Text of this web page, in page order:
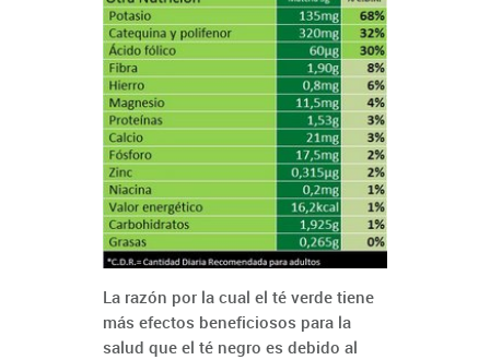
La razón por la cual el té verde tiene
más efectos beneficiosos para la
salud que el té negro es debido al